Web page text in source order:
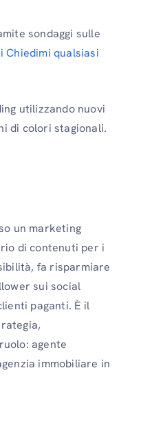
sondaggi sulle
Chiedimi qualsiasi
utilizzando nuovi
di colori stagionali.
un marketing
di contenuti per i
fa risparmiare
sui social
paganti. È il
agente
immobiliare in